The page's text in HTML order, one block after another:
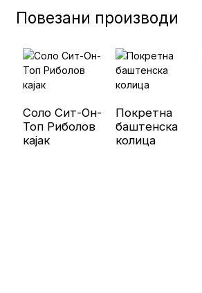
Повезани производи
Соло Сит-Он-
Топ Риболов
кајак
Покретна
баштенска
колица